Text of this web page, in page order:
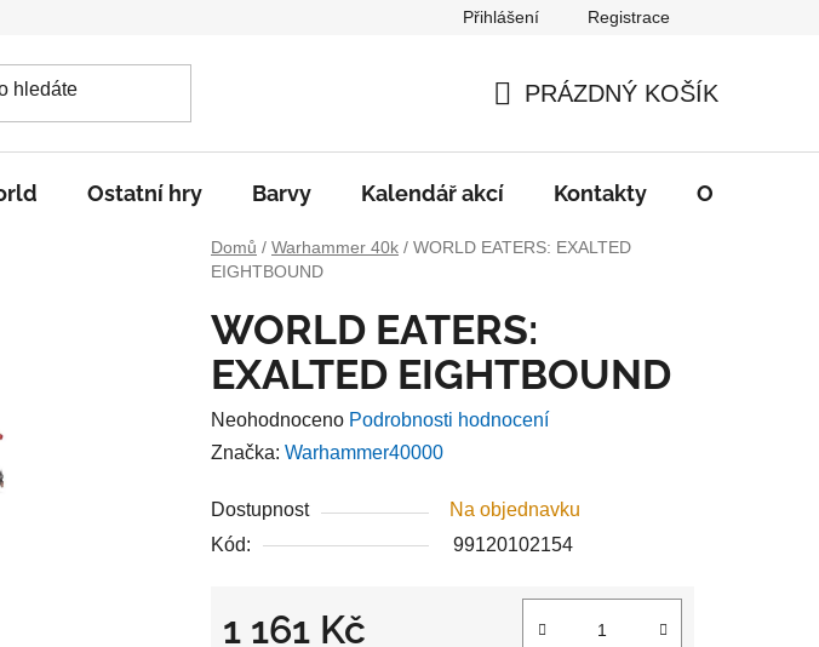
Přihlášení Registrace
KOŠÍK
PRÁZDNÝ KOŠÍK
Ostatní hry Barvy Kalendář akcí Kontakty O nás
Domů / Warhammer 40k / WORLD EATERS: EXALTED
EIGHTBOUND
WORLD EATERS:
EXALTED EIGHTBOUND
Průměrné
hodnocení
je
0,0
Neohodnoceno Podrobnosti hodnocení
Značka: Warhammer40000
Dostupnost
Na objednavku
Kód:
99120102154
1 161 Kč